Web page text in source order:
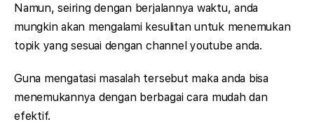
Namun, seiring dengan berjalannya waktu, anda
mungkin akan mengalami kesulitan untuk menemukan
topik yang sesuai dengan channel youtube anda.
Guna mengatasi masalah tersebut maka anda bisa
menemukannya dengan berbagai cara mudah dan
efektif.